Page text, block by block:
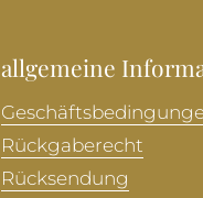
allgemeine
Rückgaberecht
Rücksendung